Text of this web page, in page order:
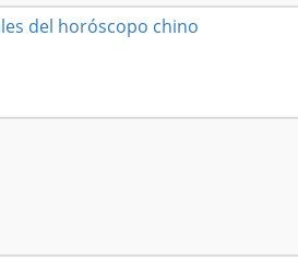
del horóscopo chino